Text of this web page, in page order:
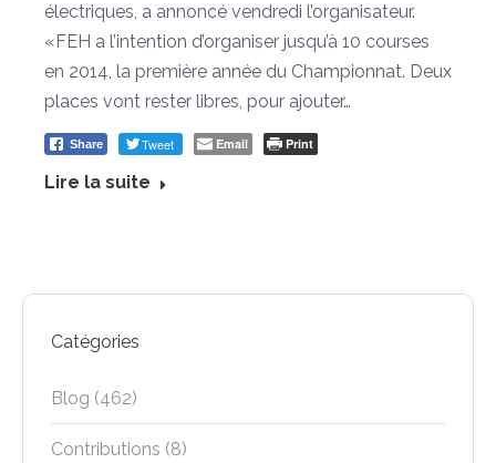
électriques, a annoncé vendredi l’organisateur.
«FEH a l’intention d’organiser jusqu’à 10 courses
en 2014, la première année du Championnat. Deux
places vont rester libres, pour ajouter…
Share Tweet Email Print
Lire la suite
Catégories
Blog (462)
Contributions (8)